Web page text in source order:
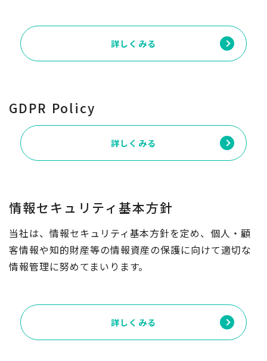
詳しくみる
GDPR Policy
詳しくみる
情報セキュリティ基本方針
当社は、情報セキュリティ基本方針を定め、個人・顧
客情報や知的財産等の情報資産の保護に向けて適切な
情報管理に努めてまいります。
詳しくみる